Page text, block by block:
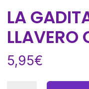
LA
LLAVERO
5,95€